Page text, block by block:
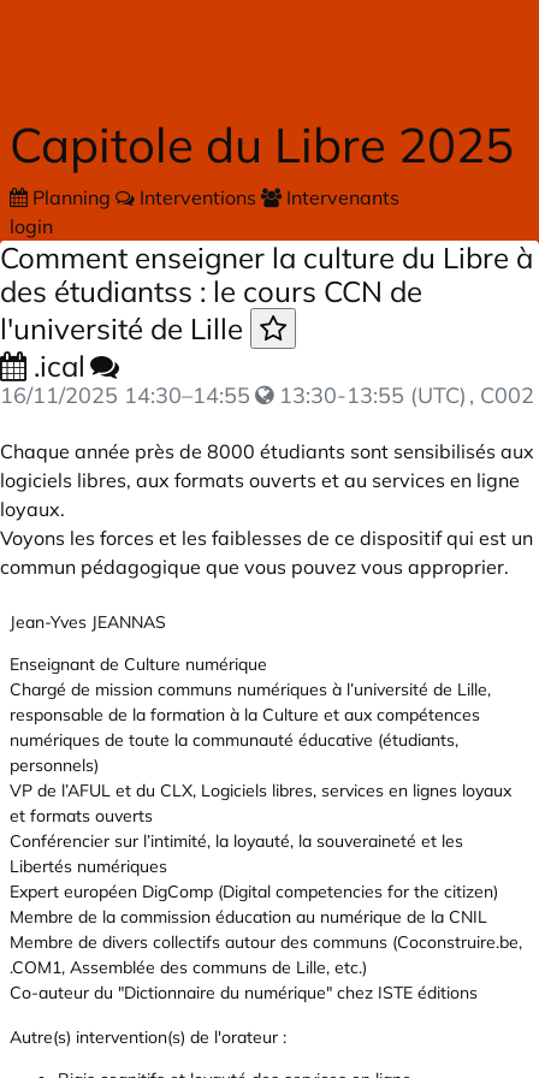
Capitole du Libre 2025
Planning Interventions
Intervenants
login
Comment enseigner la culture du Libre à
des étudiantss : le cours CCN de
l'université de Lille
.ical
16/11/2025 14:30–14:55 13:30-13:55 (UTC) , C002
Chaque année près de 8000 étudiants sont sensibilisés aux
logiciels libres, aux formats ouverts et au services en ligne
loyaux.
Voyons les forces et les faiblesses de ce dispositif qui est un
commun pédagogique que vous pouvez vous approprier.
Jean-Yves JEANNAS
Enseignant de Culture numérique
Chargé de mission communs numériques à l’université de Lille,
responsable de la formation à la Culture et aux compétences
numériques de toute la communauté éducative (étudiants,
personnels)
VP de l’AFUL et du CLX, Logiciels libres, services en lignes loyaux
et formats ouverts
Conférencier sur l’intimité, la loyauté, la souveraineté et les
Libertés numériques
Expert européen DigComp (Digital competencies for the citizen)
Membre de la commission éducation au numérique de la CNIL
Membre de divers collectifs autour des communs (Coconstruire.be,
.COM1, Assemblée des communs de Lille, etc.)
Co-auteur du "Dictionnaire du numérique" chez ISTE éditions
Autre(s) intervention(s) de l'orateur :